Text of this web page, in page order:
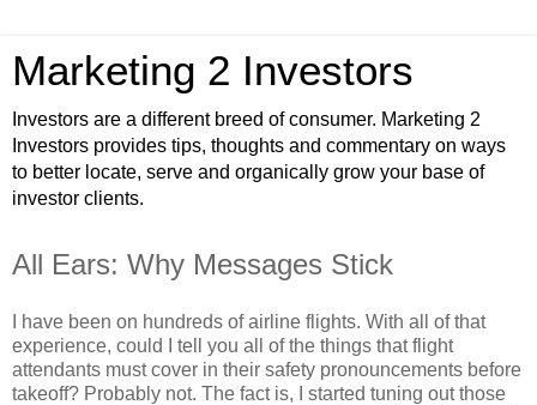
Marketing 2 Investors
Investors are a different breed of consumer. Marketing 2
Investors provides tips, thoughts and commentary on ways
to better locate, serve and organically grow your base of
investor clients.
All Ears: Why Messages Stick
I have been on hundreds of airline flights. With all of that
experience, could I tell you all of the things that flight
attendants must cover in their safety pronouncements before
takeoff? Probably not. The fact is, I started tuning out those